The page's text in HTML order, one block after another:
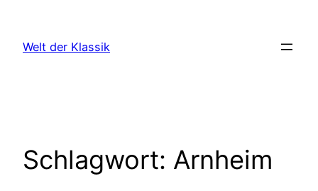
springen
Welt der Klassik
Schlagwort: Arnheim